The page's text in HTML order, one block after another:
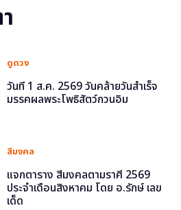
ดูดวง
วันที่ 1 ส.ค. 2569 วันคล้ายวันสำเร็จ
มรรคผลพระโพธิสัตว์กวนอิม
สีมงคล
แจกตาราง สีมงคลตามราศี 2569
ประจำเดือนสิงหาคม โดย อ.รักษ์ เลข
เด็ด